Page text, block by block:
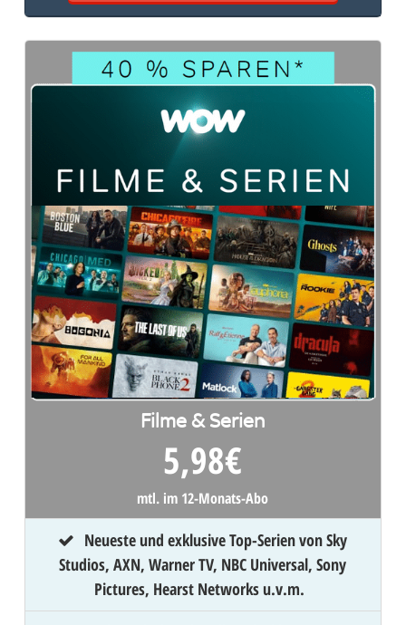
Filme & Serien
5,98€
mtl. im 12-Monats-Abo
Neueste und exklusive Top-Serien von Sky
Studios, AXN, Warner TV, NBC Universal, Sony
Pictures, Hearst Networks u.v.m.